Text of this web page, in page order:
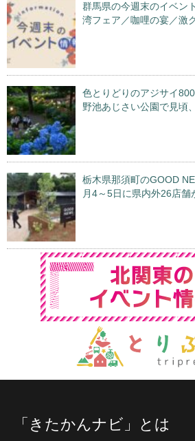
群馬県の今週末のイベン
湾フェア／咖哩の宴／激
色とりどりのアジサイ
野池あじさい公園で見頃
栃木県那須町のGOOD
月4～5日に県内外26店舗
「きたかんナビ」とは